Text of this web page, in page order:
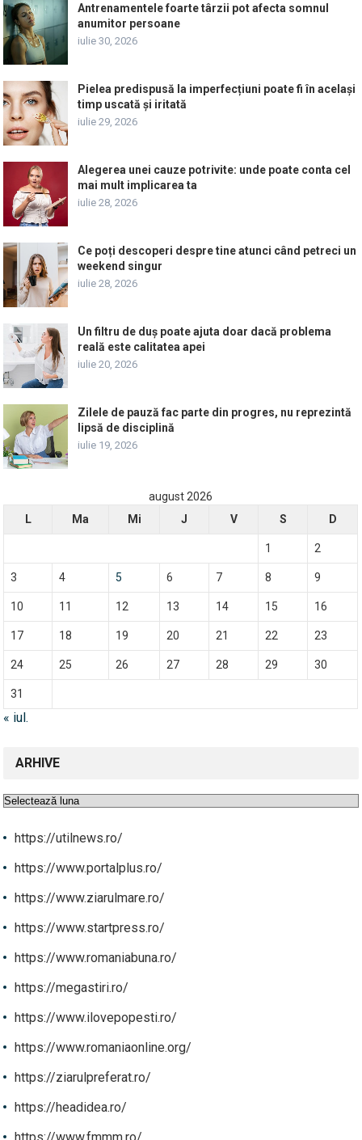
Antrenamentele foarte târzii pot afecta somnul
anumitor persoane
iulie 30, 2026
Pielea predispusă la imperfecțiuni poate fi în același
timp uscată și iritată
iulie 29, 2026
Alegerea unei cauze potrivite: unde poate conta cel
mai mult implicarea ta
iulie 28, 2026
Ce poți descoperi despre tine atunci când petreci un
weekend singur
iulie 28, 2026
Un filtru de duș poate ajuta doar dacă problema
reală este calitatea apei
iulie 20, 2026
Zilele de pauză fac parte din progres, nu reprezintă
lipsă de disciplină
iulie 19, 2026
august 2026
L
Ma Mi J V S D
1 2
3 4 5 6 7 8 9
10 11 12 13 14 15 16
17 18 19 20 21 22 23
24 25 26 27 28 29 30
31
« iul.
ARHIVE
Arhive
https://utilnews.ro/
https://www.portalplus.ro/
https://www.ziarulmare.ro/
https://www.startpress.ro/
https://www.romaniabuna.ro/
https://megastiri.ro/
https://www.ilovepopesti.ro/
https://www.romaniaonline.org/
https://ziarulpreferat.ro/
https://headidea.ro/